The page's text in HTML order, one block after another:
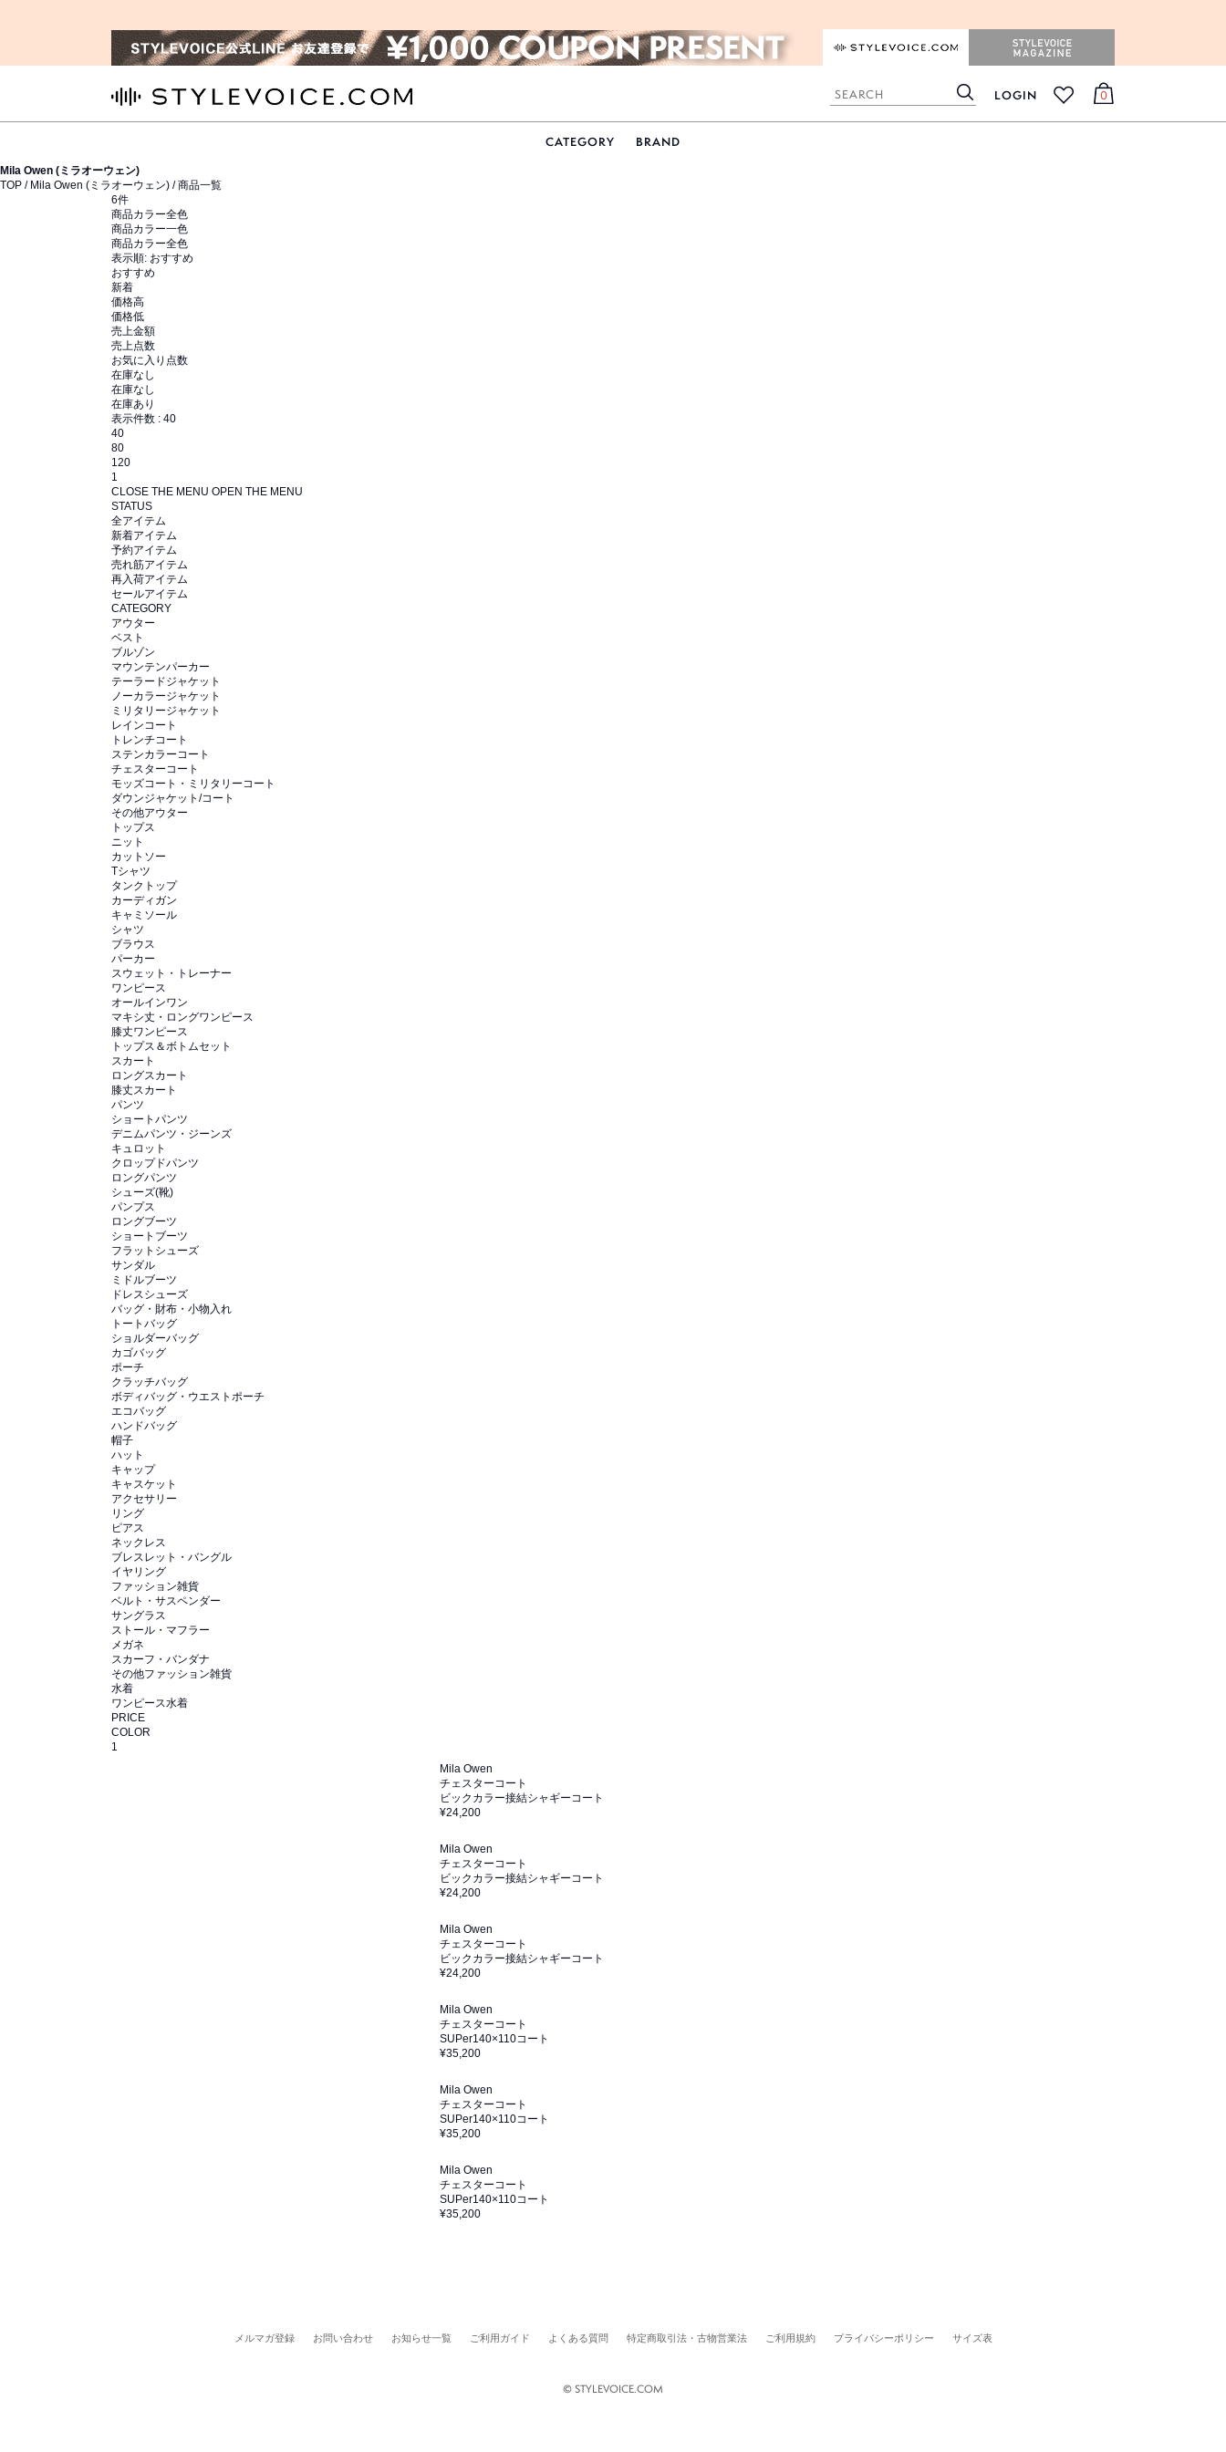
検
索
LOGIN
0
CATEGORY BRAND
Mila Owen (ミラオーウェン)
TOP / Mila Owen (ミラオーウェン) / 商品一覧
6件
商品カラー全色
商品カラー一色
商品カラー全色
表示順: おすすめ
おすすめ
新着
価格高
価格低
売上金額
売上点数
お気に入り点数
在庫なし
在庫なし
在庫あり
表示件数 : 40
40
80
120
1
CLOSE THE MENU OPEN THE MENU
STATUS
全アイテム
新着アイテム
予約アイテム
売れ筋アイテム
再入荷アイテム
セールアイテム
CATEGORY
アウター
ベスト
ブルゾン
マウンテンパーカー
テーラードジャケット
ノーカラージャケット
ミリタリージャケット
レインコート
トレンチコート
ステンカラーコート
チェスターコート
モッズコート・ミリタリーコート
ダウンジャケット/コート
その他アウター
トップス
ニット
カットソー
Tシャツ
タンクトップ
カーディガン
キャミソール
シャツ
ブラウス
パーカー
スウェット・トレーナー
ワンピース
オールインワン
マキシ丈・ロングワンピース
膝丈ワンピース
トップス＆ボトムセット
スカート
ロングスカート
膝丈スカート
パンツ
ショートパンツ
デニムパンツ・ジーンズ
キュロット
クロップドパンツ
ロングパンツ
シューズ(靴)
パンプス
ロングブーツ
ショートブーツ
フラットシューズ
サンダル
ミドルブーツ
ドレスシューズ
バッグ・財布・小物入れ
トートバッグ
ショルダーバッグ
カゴバッグ
ポーチ
クラッチバッグ
ボディバッグ・ウエストポーチ
エコバッグ
ハンドバッグ
帽子
ハット
キャップ
キャスケット
アクセサリー
リング
ピアス
ネックレス
ブレスレット・バングル
イヤリング
ファッション雑貨
ベルト・サスペンダー
サングラス
ストール・マフラー
メガネ
スカーフ・バンダナ
その他ファッション雑貨
水着
ワンピース水着
PRICE
COLOR
Mila Owen
チェスターコート
ビックカラー接結シャギーコート
¥24,200
Mila Owen
チェスターコート
ビックカラー接結シャギーコート
¥24,200
Mila Owen
チェスターコート
ビックカラー接結シャギーコート
¥24,200
Mila Owen
チェスターコート
SUPer140×110コート
¥35,200
Mila Owen
チェスターコート
SUPer140×110コート
¥35,200
Mila Owen
チェスターコート
SUPer140×110コート
¥35,200
1
メルマガ登録 お問い合わせ お知らせ一覧 ご利用ガイド よくある質問 特定商取引法・古物営業法 ご利用規約 プライバシーポリシー サイズ表
© STYLEVOICE.COM